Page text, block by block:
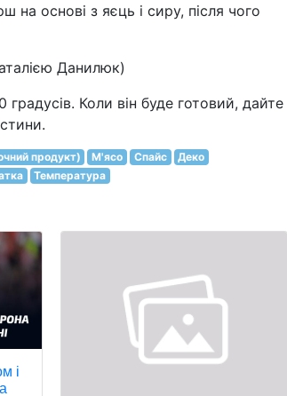
на основі з яєць і сиру, після чого
Данилюк)
Коли він буде готовий, дайте
продукт) М'ясо Спайс
Деко
Температура
і